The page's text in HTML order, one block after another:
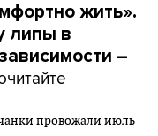
жить».
липы в
–